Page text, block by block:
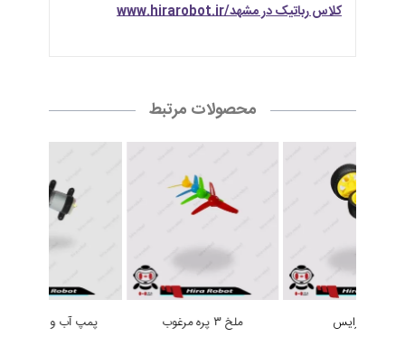
کلاس رباتیک در مشهد/www.hirarobot.ir
محصولات مرتبط
چرخ رایس ملخ 3 پره مرغوب پمپ آب و هوا R385